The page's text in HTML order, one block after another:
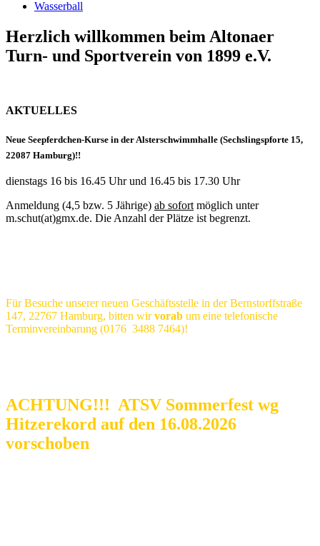
Wasserball
Herzlich willkommen beim Altonaer
Turn- und Sportverein von 1899 e.V.
AKTUELLES
Neue Seepferdchen-Kurse in der Alsterschwimmhalle (Sechslingspforte 15,
22087 Hamburg)!!
dienstags 16 bis 16.45 Uhr und 16.45 bis 17.30 Uhr
Anmeldung (4,5 bzw. 5 Jährige) ab sofort möglich unter
m.schut(at)gmx.de. Die Anzahl der Plätze ist begrenzt.
Für Besuche unserer neuen Geschäftsstelle in der Bernstorffstraße
147, 22767 Hamburg, bitten wirvorab um eine telefonische
Terminvereinbarung (0176 3488 7464)!
ACHTUNG!!! ATSV Sommerfest wg
Hitzerekord auf den 16.08.2026
vorschoben